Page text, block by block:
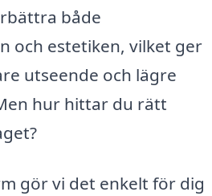
både
och estetiken, vilket ger
utseende och lägre
hur hittar du rätt
gör vi det enkelt för dig